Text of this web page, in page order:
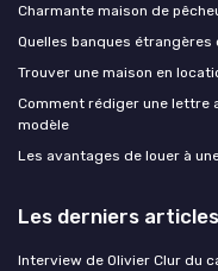
Charmante maison de
Quelles banques
Trouver une maison en
Comment rédiger une lettre
modèle
Les avantages de louer à
Les derniers articles
Interview de Olivier Clur du